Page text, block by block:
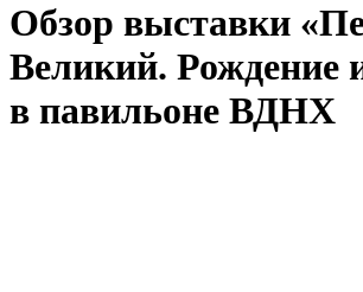
Обзор выставки
Великий. Рождение
в павильоне ВДНХ